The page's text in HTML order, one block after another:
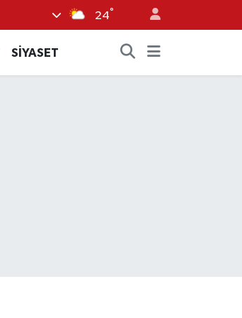
24°
SİYASET